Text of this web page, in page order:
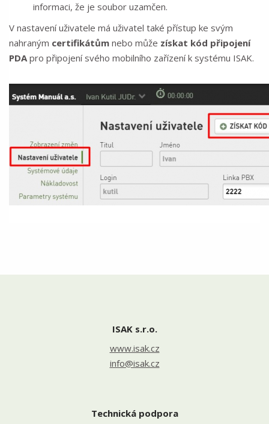
informaci, že je soubor uzamčen.
V nastavení uživatele má uživatel také přístup ke svým
nahraným certifikátům nebo může získat kód připojení
PDApro připojení svého mobilního zařízení k systému ISAK.
ISAK s.r.o.
www.isak.cz
info@isak.cz
Technická podpora